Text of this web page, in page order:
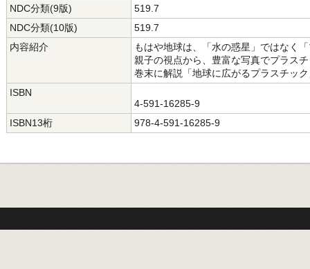
NDC分類(9版)
519.7
NDC分類(10版)
519.7
内容紹介
もはや地球は、「水の惑星」ではなく
親子の視点から、豊富な写真でプラス
巻末に解説「地球に広がるプラスチッ
ISBN
4-591-16285-9
ISBN13桁
978-4-591-16285-9